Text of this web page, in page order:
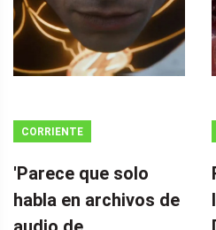
CORRIENTE
'Parece que solo
habla en archivos de